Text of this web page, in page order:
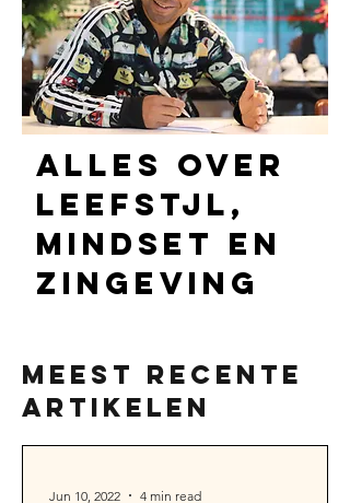
Alles over
leefstjl,
mindset en
zingeving
meest recente
artikelen
Jun 10, 2022 4 min read